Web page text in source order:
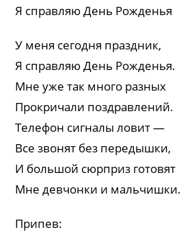
Я справляю День Рожденья
У меня сегодня праздник,
Я справляю День Рожденья.
Мне уже так много разных
Прокричали поздравлений.
Телефон сигналы ловит —
Все звонят без передышки,
И большой сюрприз готовят
Мне девчонки и мальчишки.
Припев: